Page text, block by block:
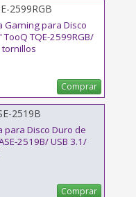
2599RGB
Gaming para Disco
TQE-2599RGB/
tornillos
Comprar
2519B
para Disco Duro de
2519B/ USB 3.1/
Comprar